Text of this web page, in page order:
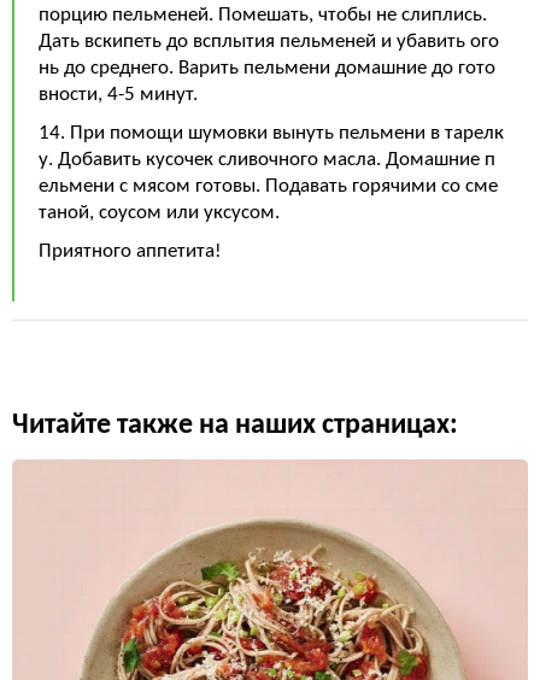
порцию пельменей. Помешать, чтобы не слиплись.
Дать вскипеть до всплытия пельменей и убавить ого
нь до среднего. Варить пельмени домашние до гото
вности, 4-5 минут.
14. При помощи шумовки вынуть пельмени в тарелк
у. Добавить кусочек сливочного масла. Домашние п
ельмени с мясом готовы. Подавать горячими со сме
таной, соусом или уксусом.
Приятного аппетита!
Читайте также на наших страницах: